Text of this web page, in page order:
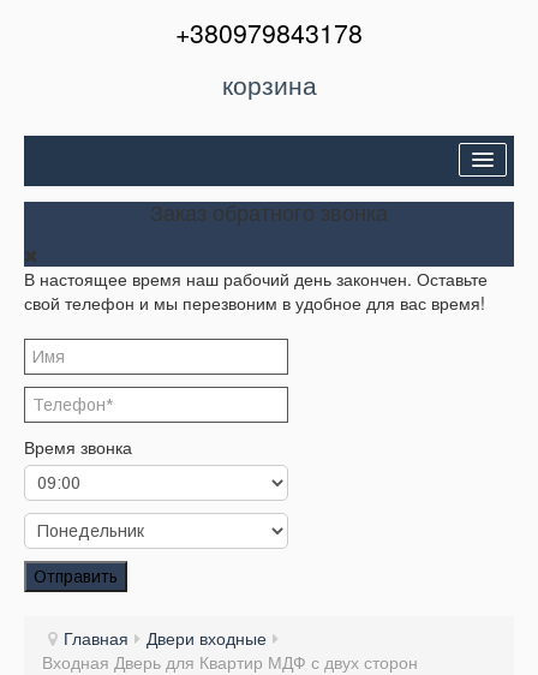
+380979843178
корзина
Двери входные
Окна и балконы
Кондиционеры
Акции
Корзина
Заказать звонок
Заказ обратного звонка
Заказ обратного звонка
В настоящее время наш рабочий день закончен. Оставьте
свой телефон и мы перезвоним в удобное для вас время!
Время звонка
Отправить
Главная
Двери входные
Входная Дверь для Квартир МДФ с двух сторон